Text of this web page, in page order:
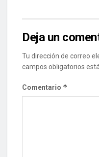
Deja un
Tu dirección de correo
campos obligatorios
Comentario *